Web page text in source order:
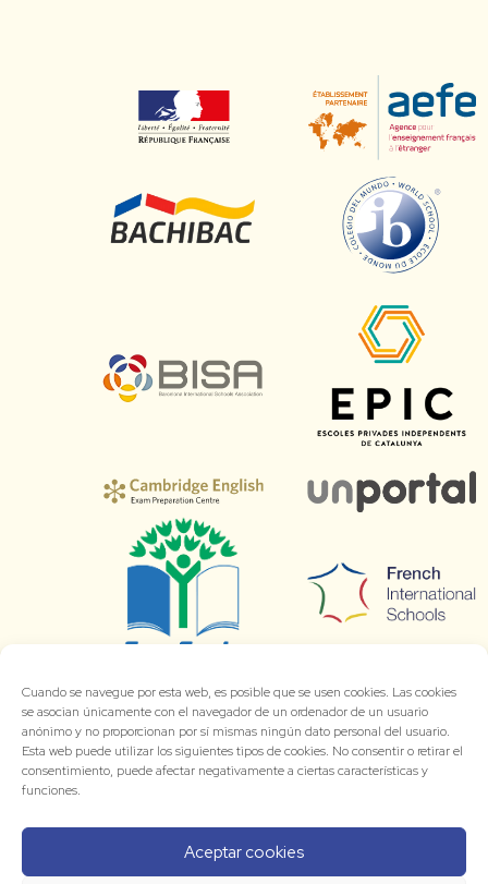
Cuando se navegue por esta web, es posible que se usen cookies. Las cookies
se asocian únicamente con el navegador de un ordenador de un usuario
anónimo y no proporcionan por sí mismas ningún dato personal del usuario.
Esta web puede utilizar los siguientes tipos de cookies. No consentir o retirar el
consentimiento, puede afectar negativamente a ciertas características y
funciones.
Aceptar cookies